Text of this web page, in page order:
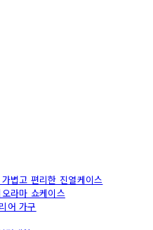
볍고 편리한 진열케이스
라마 쇼케이스
어 가구